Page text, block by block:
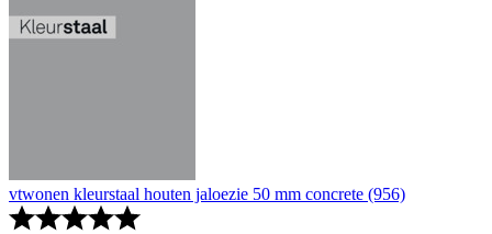
vtwonen kleurstaal houten jaloezie 50 mm concrete (956)